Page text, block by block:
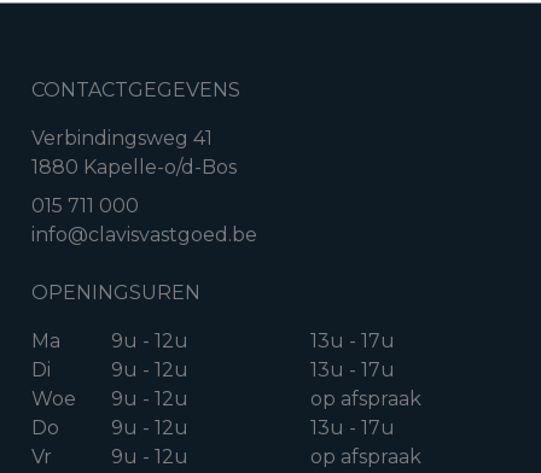
CONTACTGEGEVENS
Verbindingsweg 41
1880 Kapelle-o/d-Bos
015 711 000
info@clavisvastgoed.be
OPENINGSUREN
Ma 9u - 12u
13u - 17u
Di
9u - 12u
13u - 17u
Woe
9u - 12u
op afspraak
Do
9u - 12u
13u - 17u
Vr
9u - 12u
op afspraak